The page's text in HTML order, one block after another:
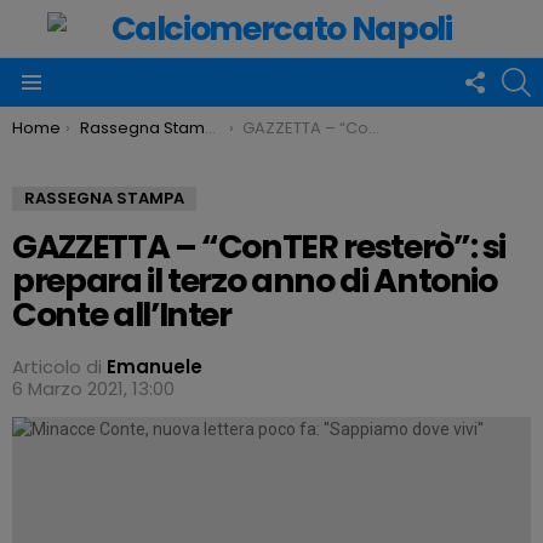
US
You are here:
Home Rassegna Stampa GAZZETTA – “ConTER resterò”: si prepara il terzo anno di Antonio Conte all’Inter
RASSEGNA STAMPA
GAZZETTA – “ConTER resterò”: si
prepara il terzo anno di Antonio
Conte all’Inter
Articolo di Emanuele
6 Marzo 2021, 13:00